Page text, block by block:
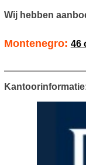
Wij hebben
Montenegro: 46